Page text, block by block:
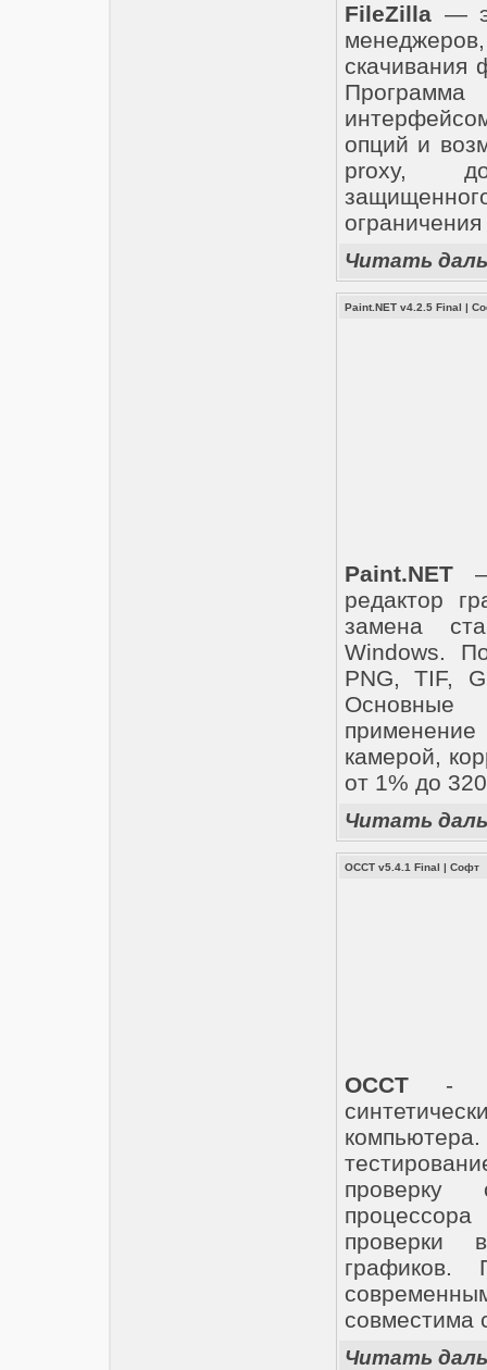
FileZilla —
скачивания
опций и
proxy,
Читать
Paint.NET v4.2.5 Final |
Paint.NET —
редактор
замена
Windows.
PNG, TIF,
Основные
камерой,
от 1% до
Читать
OCCT v5.4.1 Final | Софт
OCCT -
проверку
проверки
графиков.
совместима
Читать